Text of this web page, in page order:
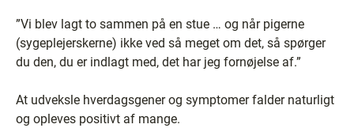
”Vi blev lagt to sammen på en stue … og når pigerne
(sygeplejerskerne) ikke ved så meget om det, så spørger
du den, du er indlagt med, det har jeg fornøjelse af.”
At udveksle hverdagsgener og symptomer falder naturligt
og opleves positivt af mange.